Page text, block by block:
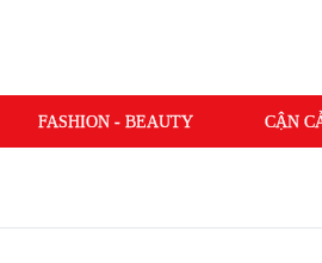
FASHION - BEAUTY CẬN